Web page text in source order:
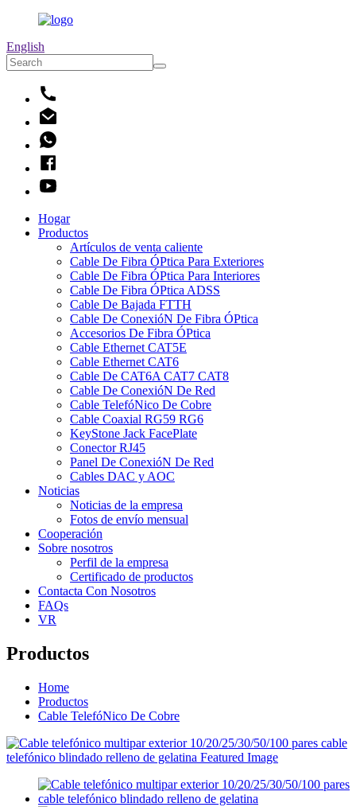
English
Hogar
Productos
Artículos de venta caliente
Cable De Fibra ÓPtica Para Exteriores
Cable De Fibra ÓPtica Para Interiores
Cable De Fibra ÓPtica ADSS
Cable De Bajada FTTH
Cable De ConexióN De Fibra ÓPtica
Accesorios De Fibra ÓPtica
Cable Ethernet CAT5E
Cable Ethernet CAT6
Cable De CAT6A CAT7 CAT8
Cable De ConexióN De Red
Cable TelefóNico De Cobre
Cable Coaxial RG59 RG6
KeyStone Jack FacePlate
Conector RJ45
Panel De ConexióN De Red
Cables DAC y AOC
Noticias
Noticias de la empresa
Fotos de envío mensual
Cooperación
Sobre nosotros
Perfil de la empresa
Certificado de productos
Contacta Con Nosotros
FAQs
VR
Productos
Home
Productos
Cable TelefóNico De Cobre